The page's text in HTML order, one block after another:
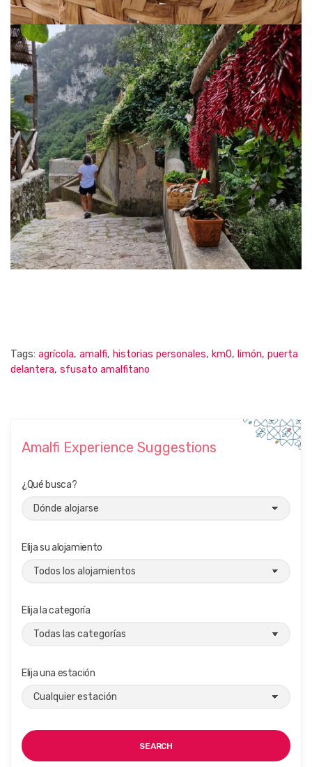
Tags: agrícola, amalfi, historias personales, km0, limón, puerta
delantera, sfusato amalfitano
Amalfi Experience Suggestions
¿Qué busca?
Elija su alojamiento
Elija la categoría
Elija una estación
SEARCH